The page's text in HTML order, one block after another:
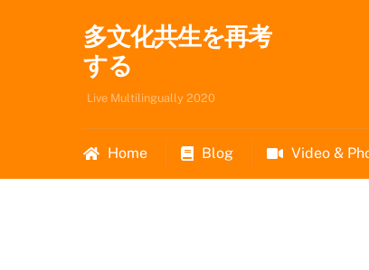
多文化共生を再考
する
Live Multilingually 2020
Home Blog Video &